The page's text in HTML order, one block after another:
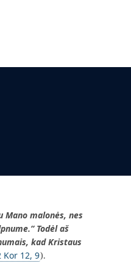
Mano malonės, nes
Todėl aš
kad Kristaus
Kor 12, 9).